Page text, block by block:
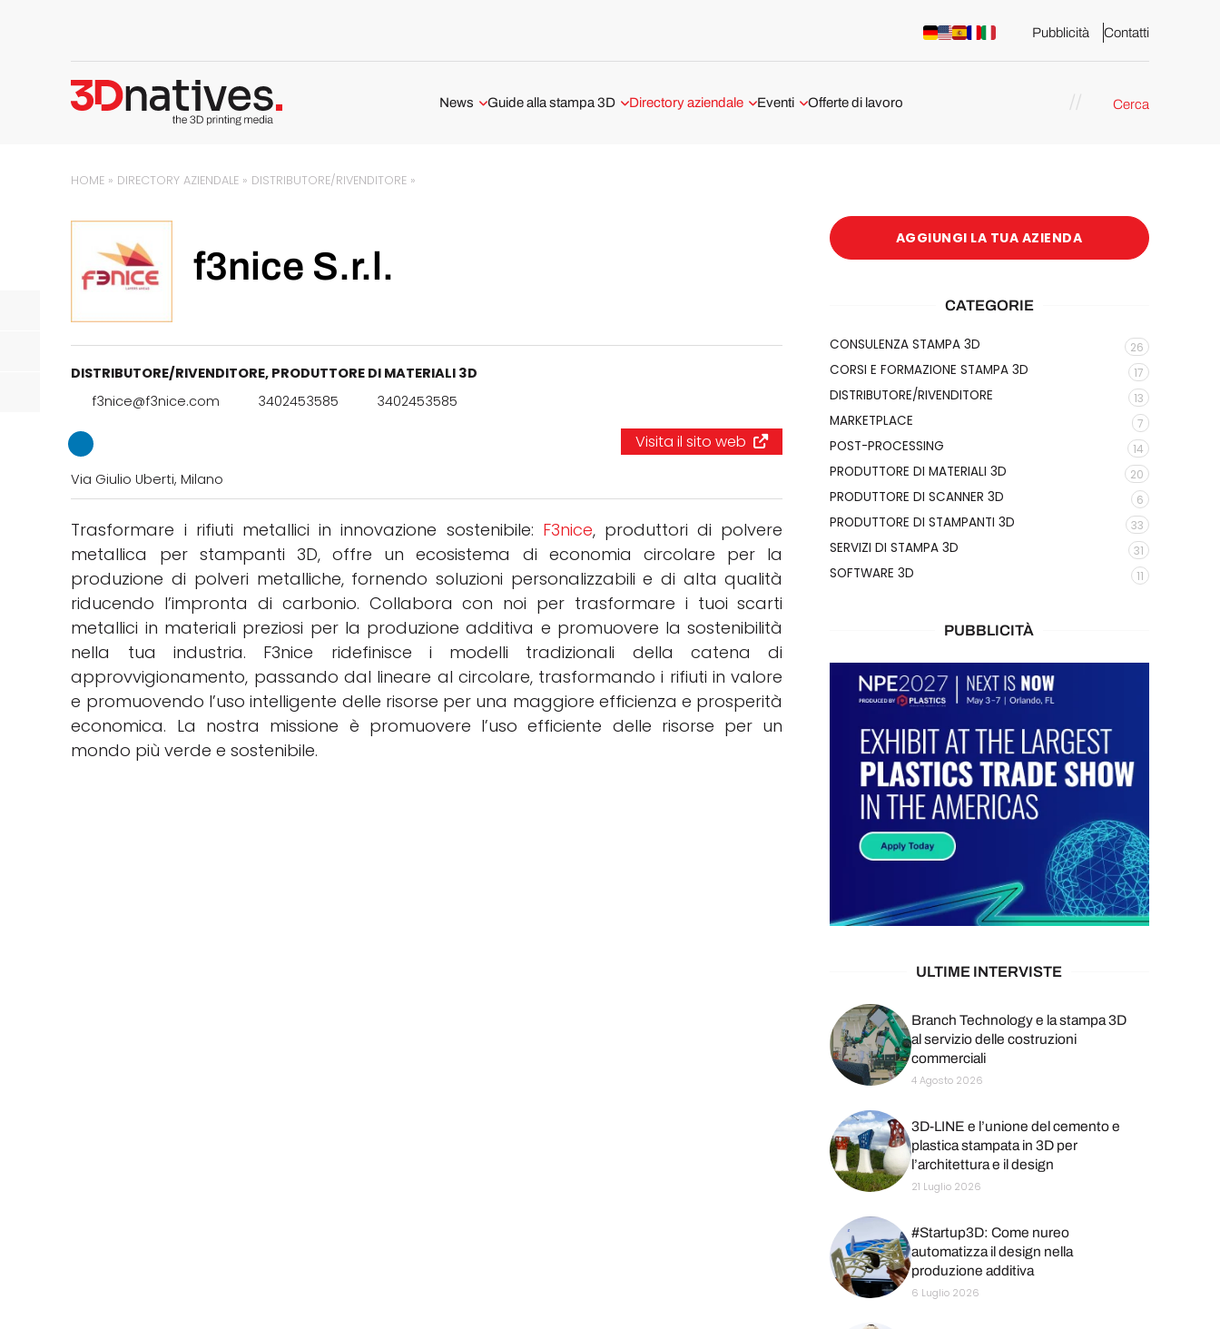
Pubblicità Contatti
News
Scanner 3D
Video
Guide alla stampa 3D Directory aziendale Eventi Offerte di lavoro Cerca
HOME » DIRECTORY AZIENDALE » DISTRIBUTORE/RIVENDITORE »
f3nice S.r.l.
DISTRIBUTORE/RIVENDITORE, PRODUTTORE DI MATERIALI 3D
f3nice@f3nice.com
3402453585 3402453585
Visita il sito web
Via Giulio Uberti, Milano
Trasformare i rifiuti metallici in innovazione sostenibile: F3nice, produttori di polvere
metallica per stampanti 3D, offre un ecosistema di economia circolare per la
produzione di polveri metalliche, fornendo soluzioni personalizzabili e di alta qualità
riducendo l’impronta di carbonio. Collabora con noi per trasformare i tuoi scarti
metallici in materiali preziosi per la produzione additiva e promuovere la sostenibilità
nella tua industria. F3nice ridefinisce i modelli tradizionali della catena di
approvvigionamento, passando dal lineare al circolare, trasformando i rifiuti in valore
e promuovendo l’uso intelligente delle risorse per una maggiore efficienza e prosperità
economica. La nostra missione è promuovere l’uso efficiente delle risorse per un
mondo più verde e sostenibile.
AGGIUNGI LA TUA AZIENDA
CATEGORIE
CONSULENZA STAMPA 3D 26
CORSI E FORMAZIONE STAMPA 3D 17
DISTRIBUTORE/RIVENDITORE 13
MARKETPLACE 7
POST-PROCESSING 14
PRODUTTORE DI MATERIALI 3D 20
PRODUTTORE DI SCANNER 3D 6
PRODUTTORE DI STAMPANTI 3D 33
SERVIZI DI STAMPA 3D 31
SOFTWARE 3D 11
PUBBLICITÀ
ULTIME INTERVISTE
Branch Technology e la stampa 3D
al servizio delle costruzioni
commerciali
4 Agosto 2026
3D-LINE e l’unione del cemento e
plastica stampata in 3D per
l’architettura e il design
21 Luglio 2026
#Startup3D: Come nureo
automatizza il design nella
produzione additiva
6 Luglio 2026